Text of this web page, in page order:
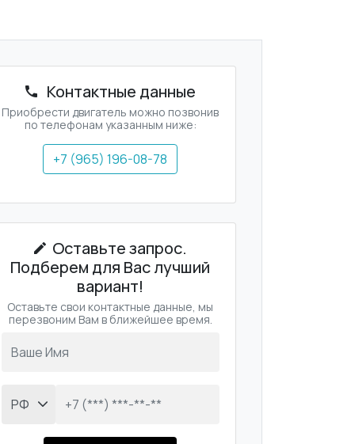
Контактные данные
Приобрести двигатель можно позвонив
по телефонам указанным ниже:
+7 (965) 196-08-78
Оставьте запрос.
Подберем для Вас лучший
вариант!
Оставьте свои контактные данные, мы
перезвоним Вам в ближейшее время.